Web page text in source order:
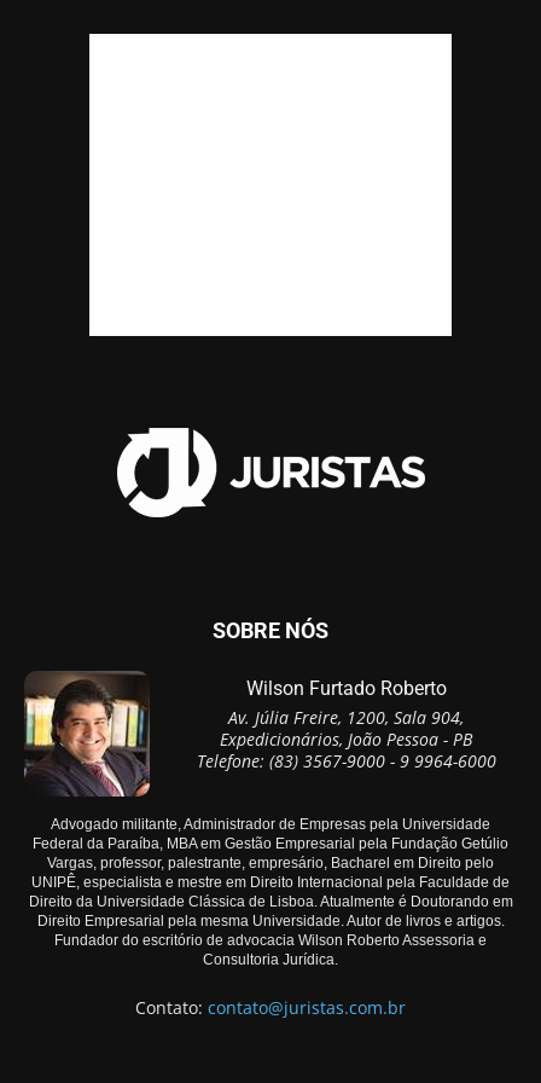
SOBRE NÓS
Wilson Furtado Roberto
Av. Júlia Freire, 1200, Sala 904,
Expedicionários, João Pessoa - PB
Telefone: (83) 3567-9000 - 9 9964-6000
Advogado militante, Administrador de Empresas pela Universidade
Federal da Paraíba, MBA em Gestão Empresarial pela Fundação Getúlio
Vargas, professor, palestrante, empresário, Bacharel em Direito pelo
UNIPÊ, especialista e mestre em Direito Internacional pela Faculdade de
Direito da Universidade Clássica de Lisboa. Atualmente é Doutorando em
Direito Empresarial pela mesma Universidade. Autor de livros e artigos.
Fundador do escritório de advocacia Wilson Roberto Assessoria e
Consultoria Jurídica.
Contato: contato@juristas.com.br